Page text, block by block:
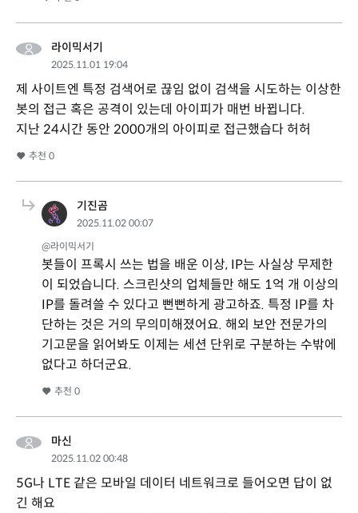
라이믹서기
2025.11.01 19:04
제 사이트엔 특정 검색어로 끊임 없이 검색을 시도하는 이상한
봇의 접근 혹은 공격이 있는데 아이피가 매번 바뀝니다.
지난 24시간 동안 2000개의 아이피로 접근했습다 허허
추천 0
기진곰
2025.11.02 00:07
@라이믹서기
봇들이 프록시 쓰는 법을 배운 이상, IP는 사실상 무제한
이 되었습니다. 스크린샷의 업체들만 해도 1억 개 이상의
IP를 돌려쓸 수 있다고 뻔뻔하게 광고하죠. 특정 IP를 차
단하는 것은 거의 무의미해졌어요. 해외 보안 전문가의
기고문을 읽어봐도 이제는 세션 단위로 구분하는 수밖에
없다고 하더군요.
추천 0
마신
2025.11.02 00:48
5G나 LTE 같은 모바일 데이터 네트워크로 들어오면 답이 없
긴 해요